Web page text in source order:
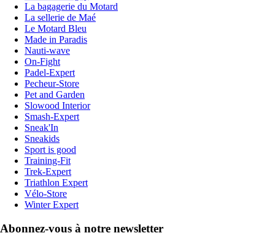
La bagagerie du Motard
La sellerie de Maé
Le Motard Bleu
Made in Paradis
Nauti-wave
On-Fight
Padel-Expert
Pecheur-Store
Pet and Garden
Slowood Interior
Smash-Expert
Sneak'In
Sneakids
Sport is good
Training-Fit
Trek-Expert
Triathlon Expert
Vélo-Store
Winter Expert
Abonnez-vous à notre newsletter